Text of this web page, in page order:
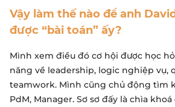
Vậy làm thế nào để anh
được “bài toán” ấy?
Mình xem điều đó cơ hội được học
năng về leadership, logic nghiệp vụ,
teamwork. Mình cũng chủ động tìm
PdM, Manager. Sơ sơ đấy là chìa